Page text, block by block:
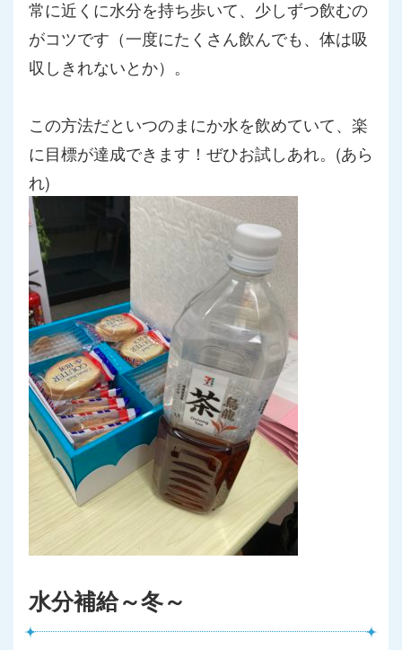
常に近くに水分を持ち歩いて、少しずつ飲むの
がコツです（一度にたくさん飲んでも、体は吸
収しきれないとか）。
この方法だといつのまにか水を飲めていて、 楽
に目標が達成できます！ぜひお試しあれ。(あら
れ)
水分補給～冬～